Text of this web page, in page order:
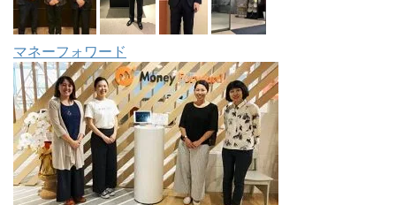
マネーフォワード